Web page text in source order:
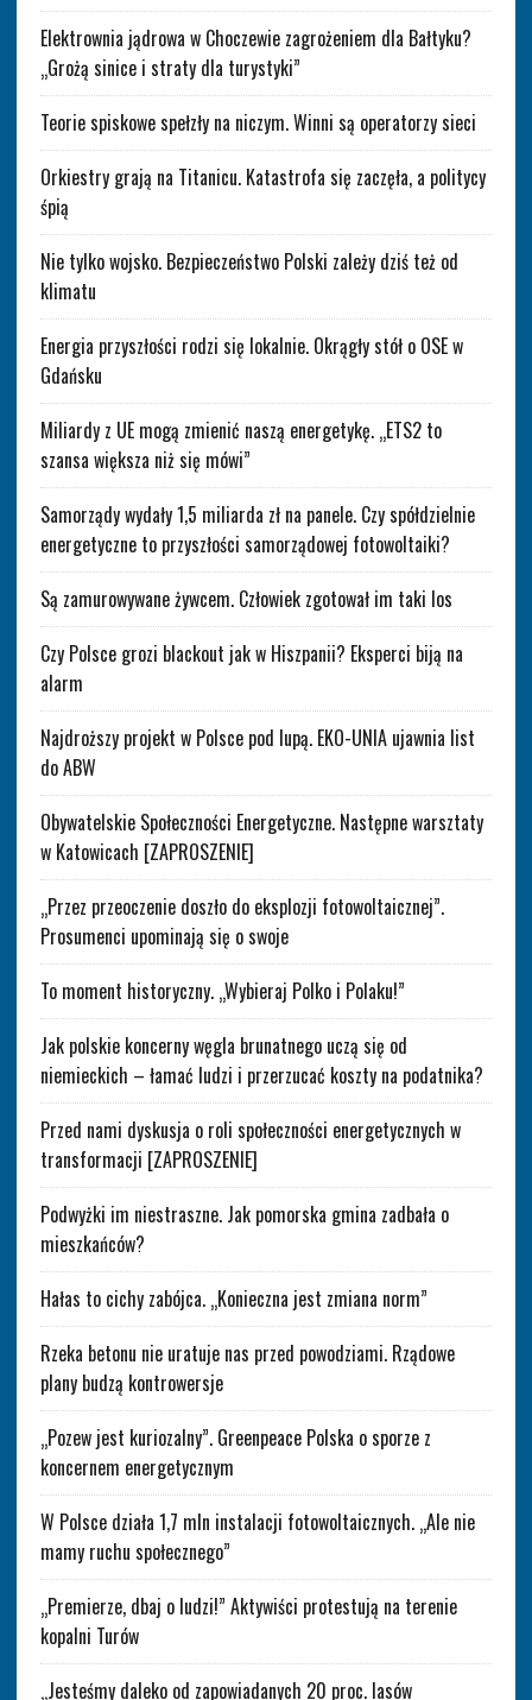
Elektrownia jądrowa w Choczewie zagrożeniem dla Bałtyku?
„Grożą sinice i straty dla turystyki”
Teorie spiskowe spełzły na niczym. Winni są operatorzy sieci
Orkiestry grają na Titanicu. Katastrofa się zaczęła, a politycy
śpią
Nie tylko wojsko. Bezpieczeństwo Polski zależy dziś też od
klimatu
Energia przyszłości rodzi się lokalnie. Okrągły stół o OSE w
Gdańsku
Miliardy z UE mogą zmienić naszą energetykę. „ETS2 to
szansa większa niż się mówi”
Samorządy wydały 1,5 miliarda zł na panele. Czy spółdzielnie
energetyczne to przyszłości samorządowej fotowoltaiki?
Są zamurowywane żywcem. Człowiek zgotował im taki los
Czy Polsce grozi blackout jak w Hiszpanii? Eksperci biją na
alarm
Najdroższy projekt w Polsce pod lupą. EKO-UNIA ujawnia list
do ABW
Obywatelskie Społeczności Energetyczne. Następne warsztaty
w Katowicach [ZAPROSZENIE]
„Przez przeoczenie doszło do eksplozji fotowoltaicznej”.
Prosumenci upominają się o swoje
To moment historyczny. „Wybieraj Polko i Polaku!”
Jak polskie koncerny węgla brunatnego uczą się od
niemieckich – łamać ludzi i przerzucać koszty na podatnika?
Przed nami dyskusja o roli społeczności energetycznych w
transformacji [ZAPROSZENIE]
Podwyżki im niestraszne. Jak pomorska gmina zadbała o
mieszkańców?
Hałas to cichy zabójca. „Konieczna jest zmiana norm”
Rzeka betonu nie uratuje nas przed powodziami. Rządowe
plany budzą kontrowersje
„Pozew jest kuriozalny”. Greenpeace Polska o sporze z
koncernem energetycznym
W Polsce działa 1,7 mln instalacji fotowoltaicznych. „Ale nie
mamy ruchu społecznego”
„Premierze, dbaj o ludzi!” Aktywiści protestują na terenie
kopalni Turów
„Jesteśmy daleko od zapowiadanych 20 proc. lasów